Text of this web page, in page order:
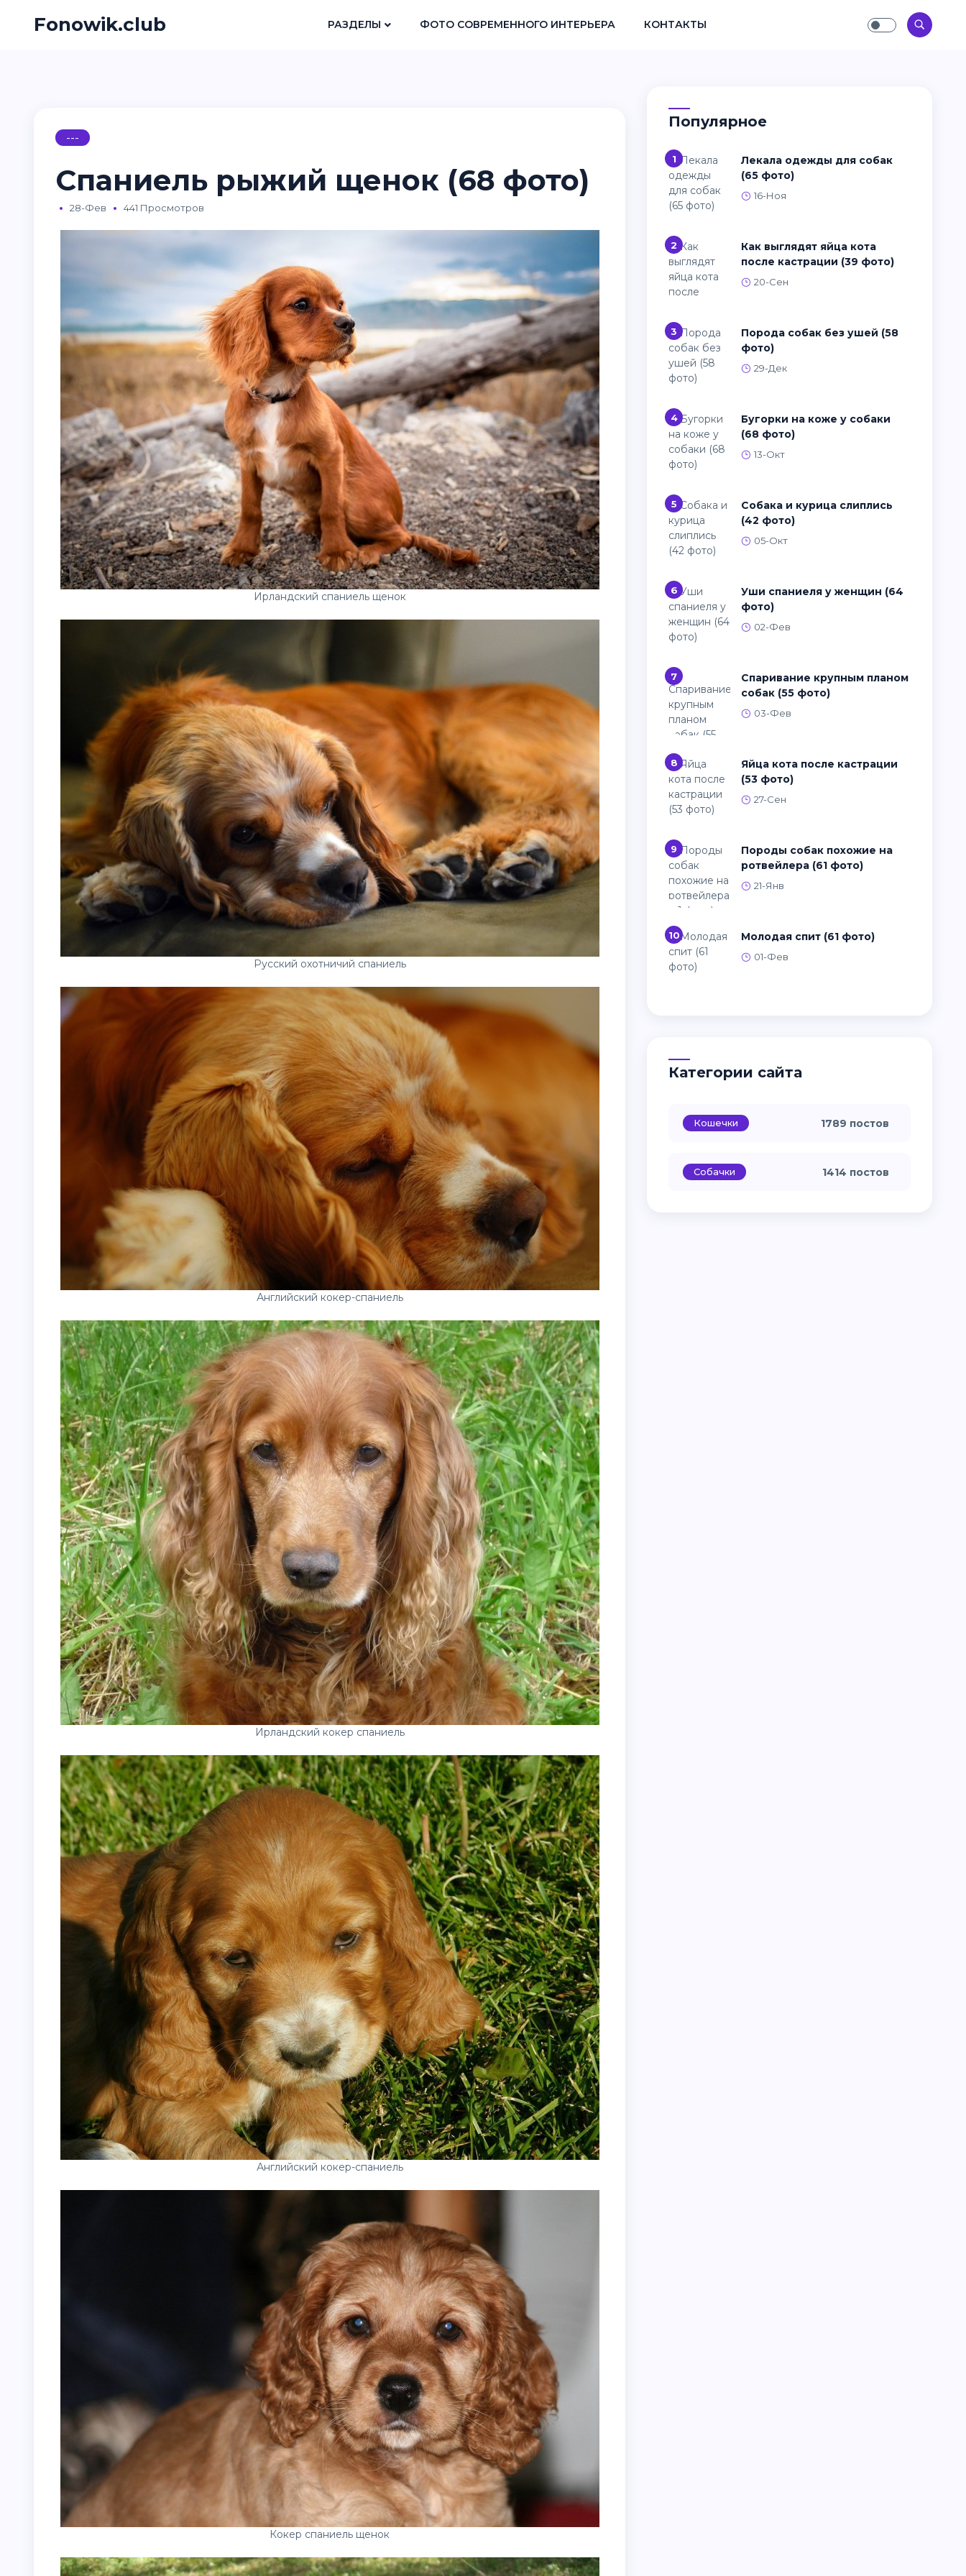
Fonowik.club РАЗДЕЛЫ ФОТО СОВРЕМЕННОГО ИНТЕРЬЕРА КОНТАКТЫ
---
Спаниель рыжий щенок (68 фото)
28-Фев 441 Просмотров
Ирландский спаниель щенок
Русский охотничий спаниель
Английский кокер-спаниель
Ирландский кокер спаниель
Английский кокер-спаниель
Кокер спаниель щенок
Популярное
1
Лекала одежды для собак
(65 фото)
16-Ноя
2
Как выглядят яйца кота
после кастрации (39 фото)
20-Сен
3
Порода собак без ушей (58
фото)
29-Дек
4
Бугорки на коже у собаки
(68 фото)
13-Окт
5
Собака и курица слиплись
(42 фото)
05-Окт
6
Уши спаниеля у женщин (64
фото)
02-Фев
7
Спаривание крупным планом
собак (55 фото)
03-Фев
8
Яйца кота после кастрации
(53 фото)
27-Сен
9
Породы собак похожие на
ротвейлера (61 фото)
21-Янв
10 Молодая спит (61 фото)
01-Фев
Категории сайта
Кошечки 1789 постов
Собачки 1414 постов